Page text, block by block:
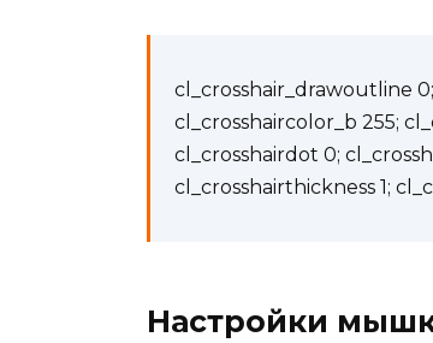
cl_crosshair_drawoutline
cl_crosshaircolor_b 255;
cl_crosshairdot 0;
cl_crosshairthickness 1;
Настройки